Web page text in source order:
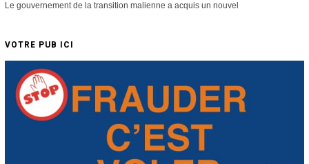
Le gouvernement de la transition malienne a acquis un nouvel
VOTRE PUB ICI